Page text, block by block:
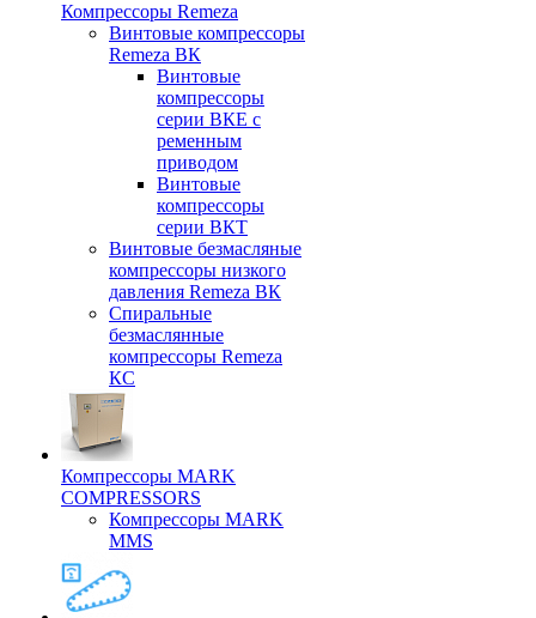
Компрессоры Remeza
Винтовые компрессоры
Remeza ВК
Винтовые
компрессоры
серии ВКЕ с
ременным
приводом
Винтовые
компрессоры
серии ВКТ
Винтовые безмасляные
компрессоры низкого
давления Remeza ВК
Спиральные
безмаслянные
компрессоры Remeza
КС
Компрессоры MARK
COMPRESSORS
Компрессоры MARK
MMS